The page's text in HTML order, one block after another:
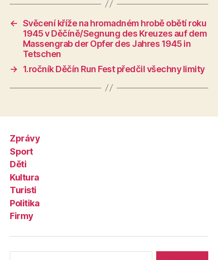
← Svěcení kříže na hromadném hrobě obětí roku
1945 v Děčíně/Segnung des Kreuzes auf dem
Massengrab der Opfer des Jahres 1945 in
Tetschen
→
1.ročník Děčín Run Fest předčil všechny limity
Zprávy
Sport
Děti
Kultura
Turisti
Politika
Firmy